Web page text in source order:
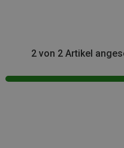
2 von 2 Artikel